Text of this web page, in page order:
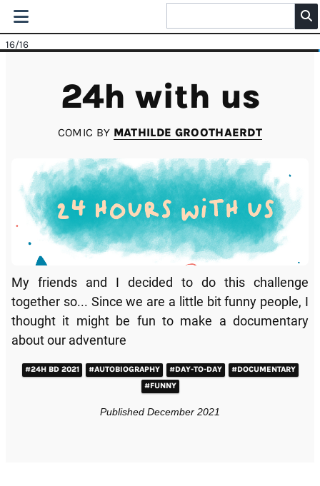
16/16
24h with us
COMIC BY MATHILDE GROOTHAERDT
My friends and I decided to do this challenge
together so... Since we are a little bit funny people, I
thought it might be fun to make a documentary
about our adventure
#24H BD 2021 #AUTOBIOGRAPHY #DAY-TO-DAY
#DOCUMENTARY
#FUNNY
Published December 2021